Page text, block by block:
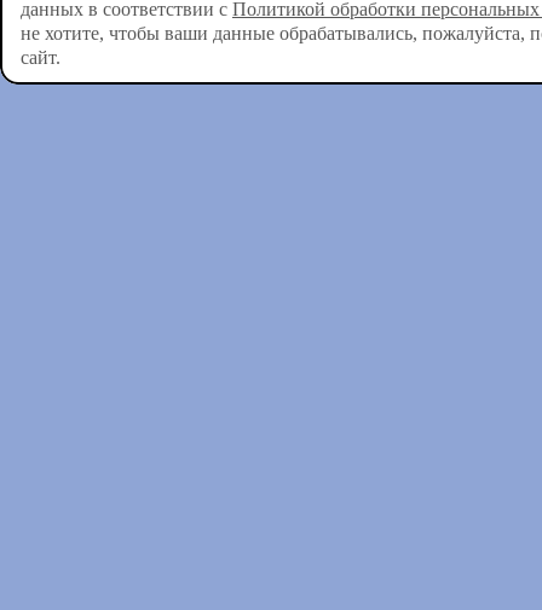
данных в соответствии с Политикой обработки
не хотите, чтобы ваши данные обрабатывались, пожалуйста,
сайт.